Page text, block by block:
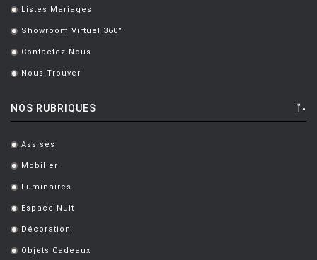
. Listes Mariages
. Showroom Virtuel 360°
. Contactez-Nous
. Nous Trouver
NOS RUBRIQUES
. Assises
. Mobilier
. Luminaires
. Espace Nuit
. Décoration
. Objets Cadeaux